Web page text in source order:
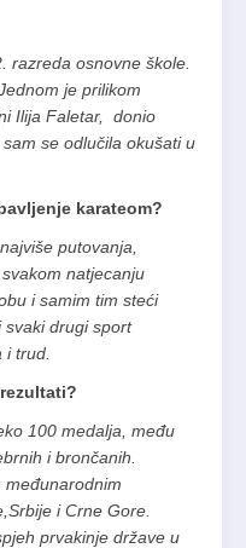
razreda osnovne škole.
je prilikom
Ilija Faletar, donio
se odlučila okušati u
karateom?
putovanja,
natjecanju
i samim tim steći
svaki drugi sport
trud.
100 medalja, među
i brončanih.
međunarodnim
i Crne Gore.
prvakinje države u